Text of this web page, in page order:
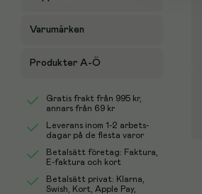
Varumärken
Produkter A-Ö
Gratis frakt från 995 kr,
annars från 69 kr
Leverans inom 1-2 arbets-
dagar på de flesta varor
Betalsätt företag: Faktura,
E-faktura och kort
Betalsätt privat: Klarna,
Swish, Kort, Apple Pay,